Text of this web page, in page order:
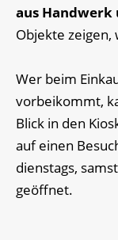
aus
Objekte
Wer beim
vorbeikommt,
Blick in den
auf einen
dienstags,
geöffnet.